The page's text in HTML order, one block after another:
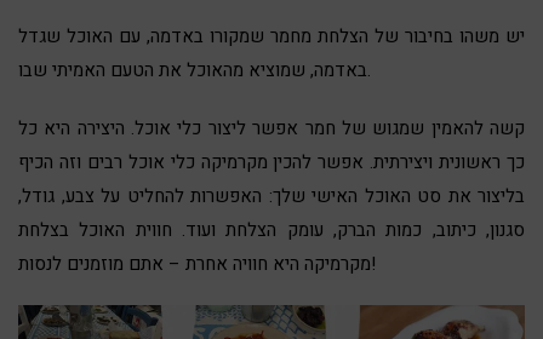
יש משהו בחיבור של הצלחת מחמר שמקורו באדמה, עם האוכל שגדל
באדמה, שמוציא מהאוכל את הטעם האמיתי שבו.
קשה להאמין שמגוש של חמר אפשר ליצור כלי אוכל. היצירה היא כל
כך ראשונית ויצירתית. אפשר להכין מקרמיקה כלי אוכל רבים וזה הכיף
בליצור את סט האוכל האישי שלך: האפשרות להחליט על צבע, גודל,
סגנון, כיתוב, כמות הברק, עומק הצלחת ועוד. חווית האוכל בצלחת
מקרמיקה היא חוויה אחרת – אתם מוזמנים לנסות!